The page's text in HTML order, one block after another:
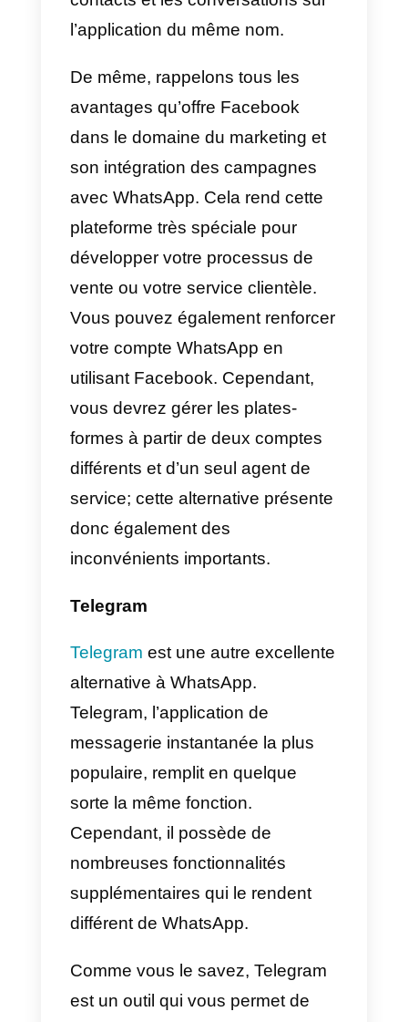
différents réseaux sociaux dans
les messages sont affectés aux
agents d’assistance disponibles
dans votre entreprise.
Sans aucun doute, Callbell se
présente comme la meilleure
Facebook
Facebookest une alternative à
WhatsApp. Elle évoque
l’application de messagerie.
L’applicationFacebook
Messengerest très populaire et
Facebook est le plus grand
réseau social du monde. Les
possibilités sont donc presque
mêmes, avec l’ajout du marché
Facebook et de toute une
plateforme publicitaire qui
incroyablement augmenter les
contacts et les conversations sur
l’application du même nom.
avantages qu’offre Facebook